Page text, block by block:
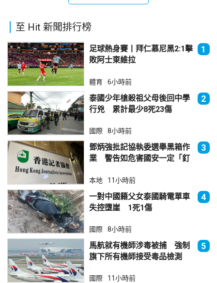
至 Hit 新聞排行榜
足球熱身賽丨拜仁慕尼黑2:1擊
敗阿士東維拉
1
體育 6小時前
泰國少年槍殺祖父母後回中學
行兇 累計最少8死23傷
2
國際 8小時前
鄧炳強批記協執委選舉黑箱作
業 警告如危害國安一定「釘
3
本地 11小時前
一對中國籍父女泰國騎電單車
失控墮崖 1死1傷
4
國際 8小時前
馬航就有機師涉毒被捕 強制
旗下所有機師接受毒品檢測
5
國際 11小時前